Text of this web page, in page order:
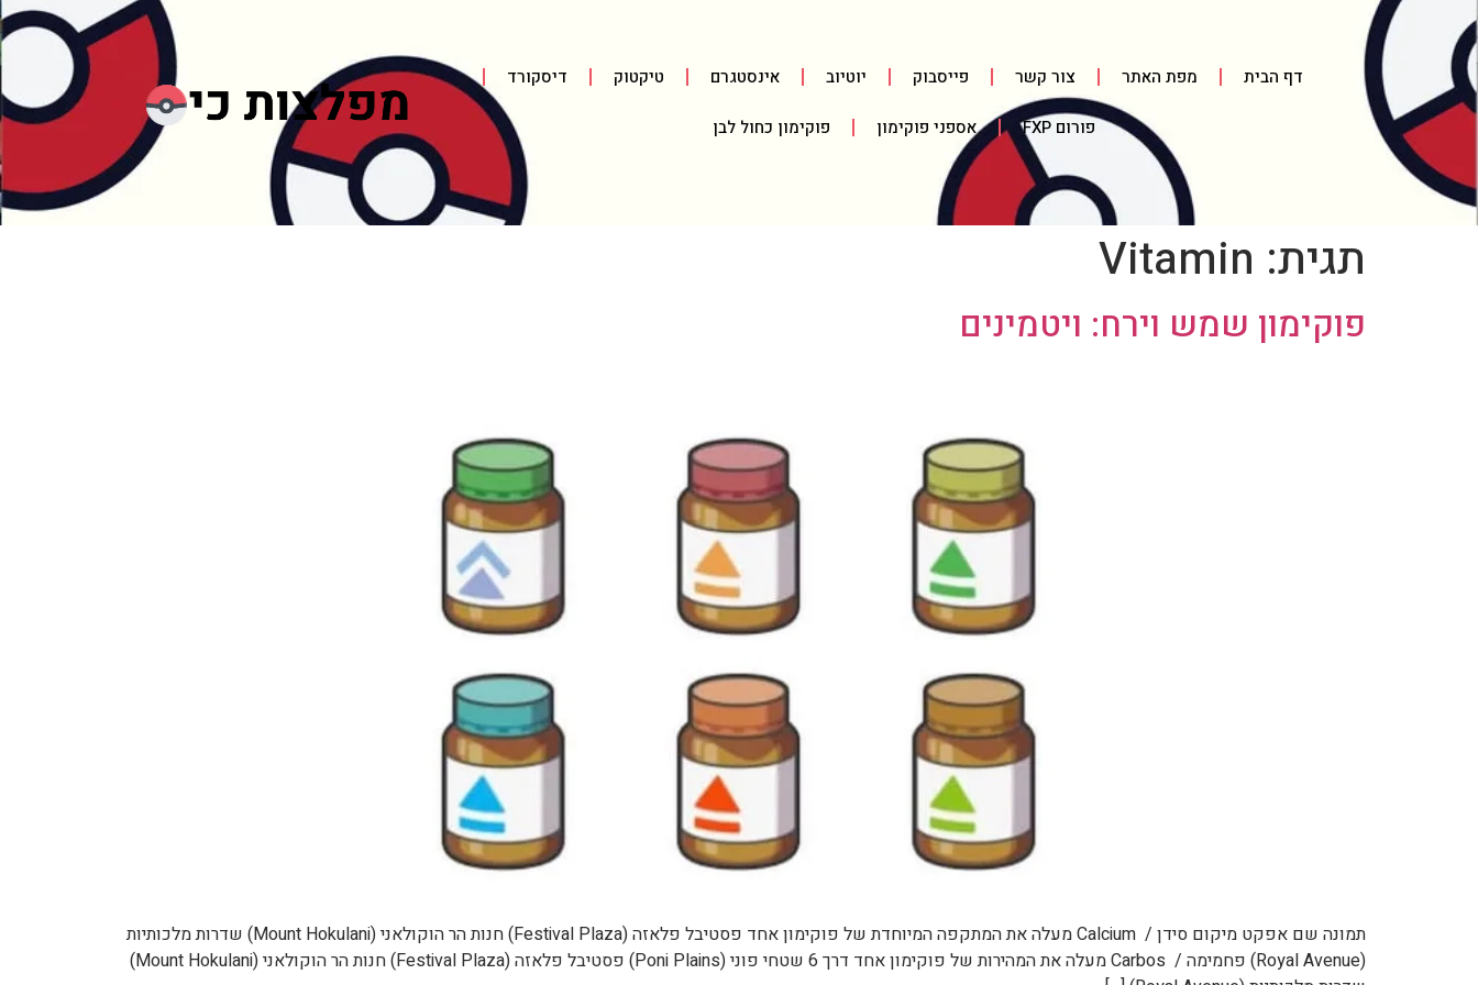
דף הבית מפת האתר צור קשר פייסבוק יוטיוב אינסטגרם טיקטוק דיסקורד
פורום FXP אספני פוקימון פוקימון כחול לבן
תגית: Vitamin
פוקימון שמש וירח: ויטמינים
תמונה שם אפקט מיקום סידן / Calcium מעלה את המתקפה המיוחדת של פוקימון אחד פסטיבל פלאזה (Festival Plaza) חנות הר הוקולאני (Mount Hokulani) שדרות מלכותיות
(Royal Avenue) פחמימה / Carbos מעלה את המהירות של פוקימון אחד דרך 6 שטחי פוני (Poni Plains) פסטיבל פלאזה (Festival Plaza) חנות הר הוקולאני (Mount Hokulani)